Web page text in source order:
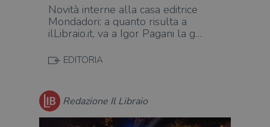
Novità interne alla casa editrice
Mondadori: a quanto risulta a
ilLibraio.it, va a Igor Pagani la g…
EDITORIA
Redazione Il Libraio